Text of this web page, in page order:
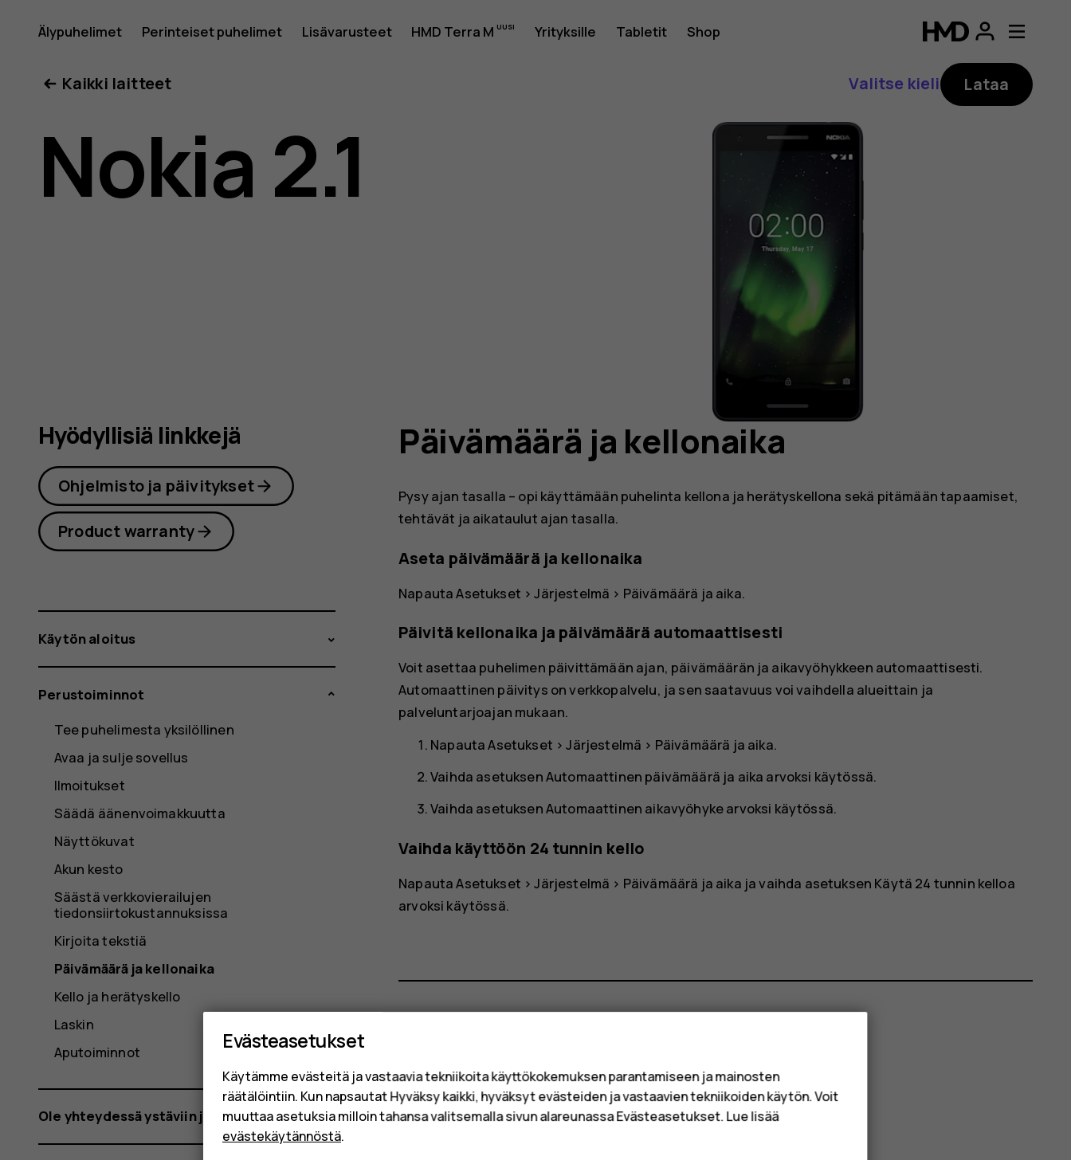
Nokia
2.1
Älypuhelimet Perinteiset puhelimet Lisävarusteet HMD Terra M Yrityksille Tabletit Shop
Kaikki laitteet Valitse kieli Lataa
Nokia 2.1
Päivämäärä ja kellonaika
Pysy ajan tasalla – opi käyttämään puhelinta kellona ja herätyskellona sekä pitämään tapaamiset,
tehtävät ja aikataulut ajan tasalla.
Aseta päivämäärä ja kellonaika
NapautaAsetukset >Järjestelmä > Päivämäärä ja aika.
Päivitä kellonaika ja päivämäärä automaattisesti
Voit asettaa puhelimen päivittämään ajan, päivämäärän ja aikavyöhykkeen automaattisesti.
Automaattinen päivitys on verkkopalvelu, ja sen saatavuus voi vaihdella alueittain ja
palveluntarjoajan mukaan.
NapautaAsetukset >Järjestelmä > Päivämäärä ja aika.
Vaihda asetuksenAutomaattinen päivämäärä ja aika arvoksi käytössä.
Vaihda asetuksenAutomaattinen aikavyöhykearvoksi käytössä.
Vaihda käyttöön 24 tunnin kello
NapautaAsetukset >Järjestelmä > Päivämäärä ja aika ja vaihda asetuksen Käytä 24 tunnin kelloa
arvoksi käytössä.
Kyllä Ei
Hyödyllisiä linkkejä
Ohjelmisto ja päivitykset
Product warranty
Käytön aloitus
Perustoiminnot
Tee puhelimesta yksilöllinen
Avaa ja sulje sovellus
Ilmoitukset
Säädä äänenvoimakkuutta
Näyttökuvat
Akun kesto
Säästä verkkovierailujen
tiedonsiirtokustannuksissa
Kirjoita tekstiä
Päivämäärä ja kellonaika
Kello ja herätyskello
Laskin
Aputoiminnot
Ole yhteydessä ystäviin ja sukulaisiin
Evästeasetukset
Käytämme evästeitä ja vastaavia tekniikoita käyttökokemuksen parantamiseen ja mainosten
räätälöintiin. Kun napsautat Hyväksy kaikki, hyväksyt evästeiden ja vastaavien tekniikoiden käytön. Voit
muuttaa asetuksia milloin tahansa valitsemalla sivun alareunassa Evästeasetukset. Lue lisää
evästekäytännöstä.